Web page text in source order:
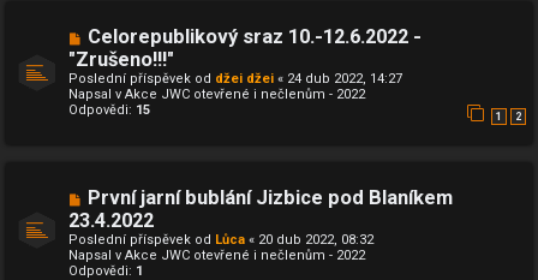
e
k
N
v
ý
p
ř
e
k
Celorepublikový sraz 10.-12.6.2022 -
"Zrušeno!!!"
Poslední příspěvek od džei džei « 24 dub 2022, 14:27
Napsal v Akce JWC otevřené i nečlenům - 2022
Odpovědi: 15 1 2
N
o
v
ý
p
ř
První jarní bublání Jizbice pod Blaníkem
23.4.2022
Poslední příspěvek od Lůca « 20 dub 2022, 08:32
Napsal v Akce JWC otevřené i nečlenům - 2022
Odpovědi: 1